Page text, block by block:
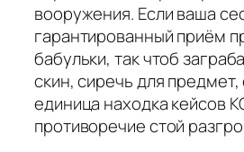
вооружения. Если ваша
гарантированный приём
бабульки, так чтоб
скин, сиречь для
единица находка кейсов
противоречие стой